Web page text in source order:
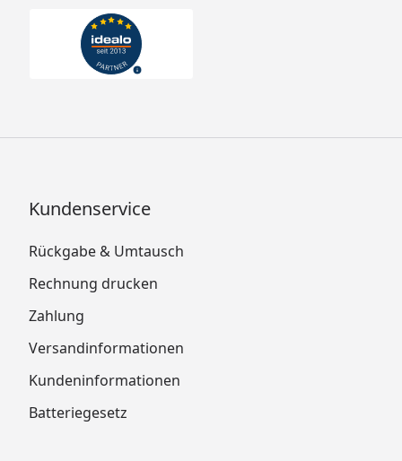
Kundenservice
Rückgabe & Umtausch
Rechnung drucken
Zahlung
Versandinformationen
Kundeninformationen
Batteriegesetz